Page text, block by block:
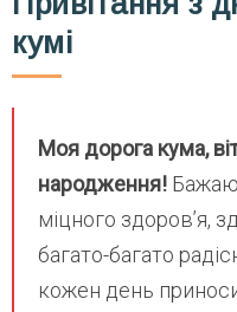
кумі
Моя дорога кума,
народження! Бажаю
міцного здоров’я,
багато-багато
кожен день